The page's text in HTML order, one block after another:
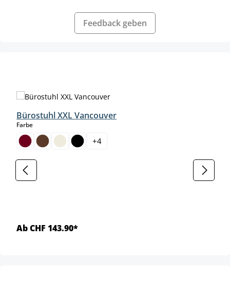
Feedback geben
Bürostuhl XXL Vancouver
Farbeauswählen
+4
Ab CHF 143.90*